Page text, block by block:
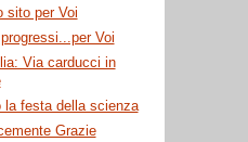
sito per Voi
progressi...per Voi
Via carducci in
la festa della scienza
Grazie